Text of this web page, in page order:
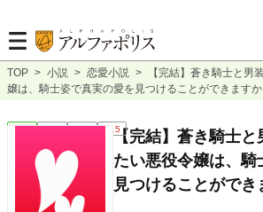
TOP > 小説 > 恋愛小説 >
【完結】蒼き騎士と男
嬢は、騎士姿で真実の愛を見つけることができますか
恋愛 完結 長編 R15【完結】蒼き騎士と
たい悪役令嬢は、騎
見つけることができ